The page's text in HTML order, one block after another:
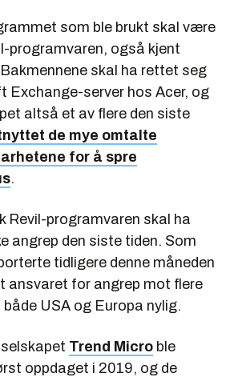
som ble brukt skal være
programvaren, også kjent
skal ha rettet seg
Exchange-server hos Acer, og
altså et av flere den siste
de mye omtalte
for å spre
.
Revil-programvaren skal ha
angrep den siste tiden. Som
tidligere denne måneden
ansvaret for angrep mot flere
USA og Europa nylig.
Trend Micro ble
oppdaget i 2019, og de